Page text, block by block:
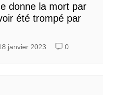
donne la mort par
été trompé par
janvier 2023 0